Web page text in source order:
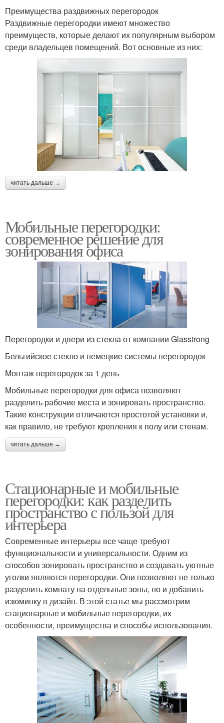
Преимущества раздвижных перегородок
Раздвижные перегородки имеют множество
преимуществ, которые делают их популярным выбором
среди владельцев помещений. Вот основные из них:
читать дальше →
Мобильные перегородки:
современное решение для
зонирования офиса
Перегородки и двери из стекла от компании Glasstrong
Бельгийское стекло и немецкие системы перегородок
Монтаж перегородок за 1 день
Мобильные перегородки для офиса позволяют
разделить рабочие места и зонировать пространство.
Такие конструкции отличаются простотой установки и,
как правило, не требуют крепления к полу или стенам.
читать дальше →
Стационарные и мобильные
перегородки: как разделить
пространство с пользой для
интерьера
Современные интерьеры все чаще требуют
функциональности и универсальности. Одним из
способов зонировать пространство и создавать уютные
уголки являются перегородки. Они позволяют не только
разделить комнату на отдельные зоны, но и добавить
изюминку в дизайн. В этой статье мы рассмотрим
стационарные и мобильные перегородки, их
особенности, преимущества и способы использования.